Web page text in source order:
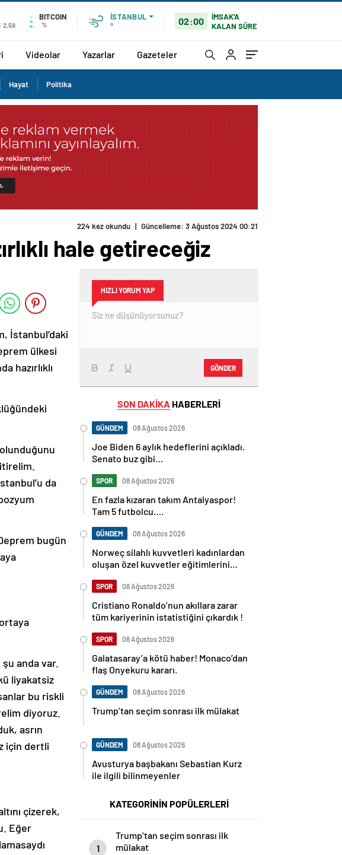
2,59
BITCOIN
%
İSTANBUL
°
02:00
İMSAK'A
KALAN SÜRE
Videolar Yazarlar Gazeteler
Hayat Politika
224 kez okundu | Güncelleme: 3 Ağustos 2024 00:21
hale getireceğiz
İstanbul’daki
ülkesi
hazırlıklı
da
bugün
anda var.
liyakatsiz
bu riskli
diyoruz.
asrın
için dertli
çizerek,
Eğer
HIZLI YORUM YAP
GÖNDER
SON DAKİKA HABERLERİ
GÜNDEM 08 Ağustos 2026
Joe Biden 6 aylık hedeflerini açıkladı.
Senato buz gibi…
SPOR 08 Ağustos 2026
En fazla kızaran takım Antalyaspor!
Tam 5 futbolcu….
GÜNDEM 08 Ağustos 2026
Norweç silahlı kuvvetleri kadınlardan
oluşan özel kuvvetler eğitimlerini
SPOR 08 Ağustos 2026
Cristiano Ronaldo’nun akıllara zarar
tüm kariyerinin istatistiğini çıkardık !
SPOR 08 Ağustos 2026
Galatasaray’a kötü haber! Monaco’dan
flaş Onyekuru kararı.
GÜNDEM 08 Ağustos 2026
Trump’tan seçim sonrası ilk mülakat
GÜNDEM 08 Ağustos 2026
Avusturya başbakanı Sebastian Kurz
ile ilgili bilinmeyenler
KATEGORİNİN POPÜLERLERİ
1
Trump’tan seçim sonrası ilk
mülakat